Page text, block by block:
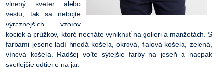
vlnený sveter alebo
vestu, tak sa nebojte
výraznejších vzorov
kociek a prúžkov, ktoré necháte vyniknúť na golieri a manžetách. S
farbami jesene ladí hnedá košeľa, okrová, fialová košeľa, zelená,
vínová košeľa. Radšej voľte sýtejšie farby na jeseň a naopak
svetlejšie odtiene na jar.